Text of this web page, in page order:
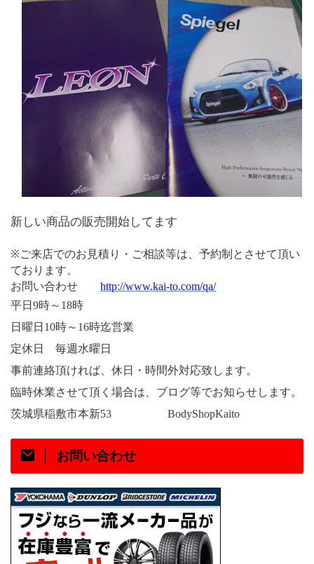
新しい商品の販売開始してます
※ご来店でのお見積り・ご相談等は、予約制とさせて頂い
ております。
お問い合わせ
http://www.kai-to.com/qa/
平日9時～ 18時
日曜日10時～ 16時迄営業
定休日 毎週水曜日
事前連絡頂ければ、休日・時間外対応致します。
臨時休業させて頂く場合は、ブログ等でお知らせします。
茨城県稲敷市本新53 BodyShopKaito
お問い合わせ